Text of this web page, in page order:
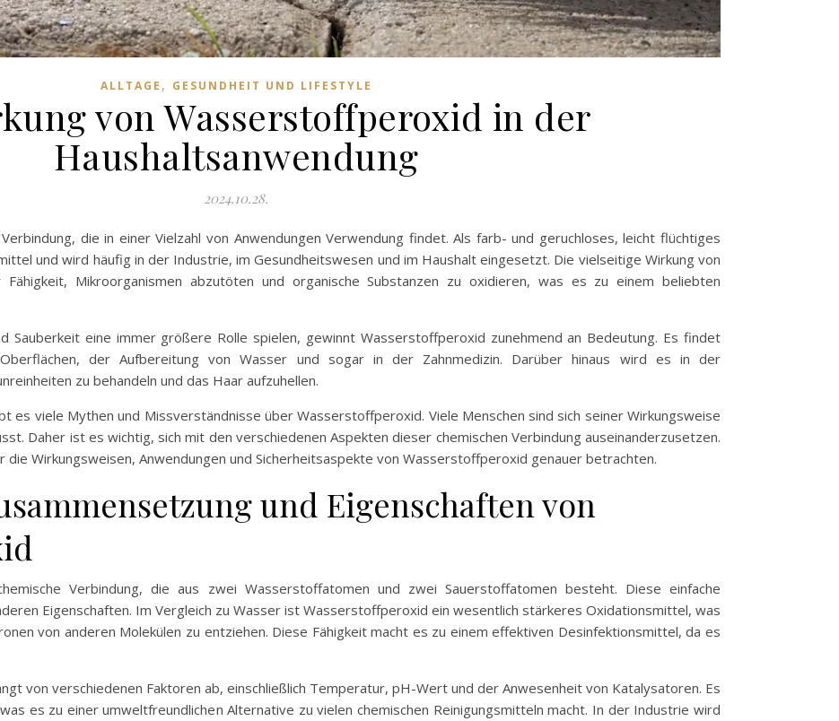
ALLTAGE , GESUNDHEIT UND LIFESTYLE
von Wasserstoffperoxid in der
Haushaltsanwendung
2024.10.28.
die in einer Vielzahl von Anwendungen Verwendung findet. Als farb- und geruchloses, leicht flüchtiges
und wird häufig in der Industrie, im Gesundheitswesen und im Haushalt eingesetzt. Die vielseitige Wirkung von
Mikroorganismen abzutöten und organische Substanzen zu oxidieren, was es zu einem beliebten
Sauberkeit eine immer größere Rolle spielen, gewinnt Wasserstoffperoxid zunehmend an Bedeutung. Es findet
der Aufbereitung von Wasser und sogar in der Zahnmedizin. Darüber hinaus wird es in der
zu behandeln und das Haar aufzuhellen.
es viele Mythen und Missverständnisse über Wasserstoffperoxid. Viele Menschen sind sich seiner Wirkungsweise
Daher ist es wichtig, sich mit den verschiedenen Aspekten dieser chemischen Verbindung auseinanderzusetzen.
Wirkungsweisen, Anwendungen und Sicherheitsaspekte von Wasserstoffperoxid genauer betrachten.
und Eigenschaften von
Verbindung, die aus zwei Wasserstoffatomen und zwei Sauerstoffatomen besteht. Diese einfache
Eigenschaften. Im Vergleich zu Wasser ist Wasserstoffperoxid ein wesentlich stärkeres Oxidationsmittel, was
von anderen Molekülen zu entziehen. Diese Fähigkeit macht es zu einem effektiven Desinfektionsmittel, da es
von verschiedenen Faktoren ab, einschließlich Temperatur, pH-Wert und der Anwesenheit von Katalysatoren. Es
es zu einer umweltfreundlichen Alternative zu vielen chemischen Reinigungsmitteln macht. In der Industrie wird